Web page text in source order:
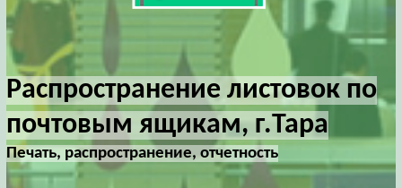
Распространение листовок по
почтовым ящикам, г.Тара
Печать, распространение, отчетность